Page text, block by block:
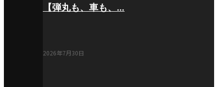
【弾丸も、車も、…
2026年7月30日